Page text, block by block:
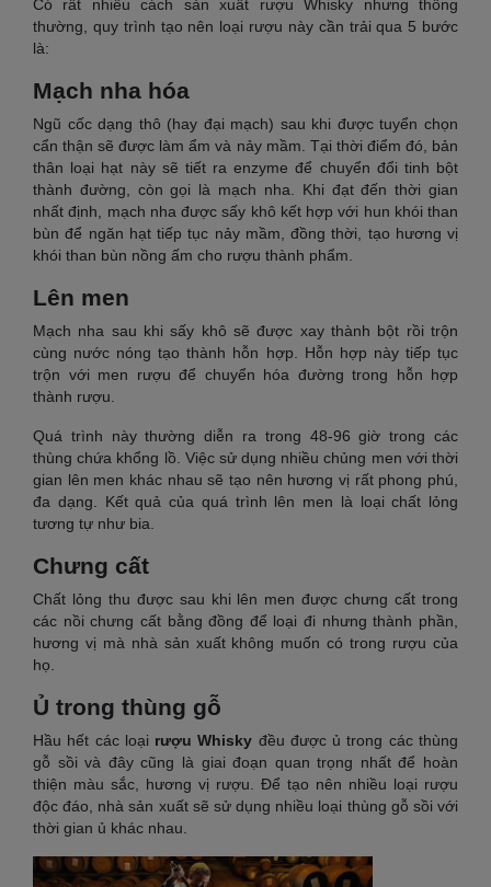
Có rất nhiều cách sản xuất rượu Whisky nhưng thông
thường, quy trình tạo nên loại rượu này cần trải qua 5 bước
là:
Mạch nha hóa
Ngũ cốc dạng thô (hay đại mạch) sau khi được tuyển chọn
cẩn thận sẽ được làm ẩm và nảy mầm. Tại thời điểm đó, bản
thân loại hạt này sẽ tiết ra enzyme để chuyển đổi tinh bột
thành đường, còn gọi là mạch nha. Khi đạt đến thời gian
nhất định, mạch nha được sấy khô kết hợp với hun khói than
bùn để ngăn hạt tiếp tục nảy mầm, đồng thời, tạo hương vị
khói than bùn nồng ấm cho rượu thành phẩm.
Lên men
Mạch nha sau khi sấy khô sẽ được xay thành bột rồi trộn
cùng nước nóng tạo thành hỗn hợp. Hỗn hợp này tiếp tục
trộn với men rượu để chuyển hóa đường trong hỗn hợp
thành rượu.
Quá trình này thường diễn ra trong 48-96 giờ trong các
thùng chứa khổng lồ. Việc sử dụng nhiều chủng men với thời
gian lên men khác nhau sẽ tạo nên hương vị rất phong phú,
đa dạng. Kết quả của quá trình lên men là loại chất lỏng
tương tự như bia.
Chưng cất
Chất lỏng thu được sau khi lên men được chưng cất trong
các nồi chưng cất bằng đồng để loại đi nhưng thành phần,
hương vị mà nhà sản xuất không muốn có trong rượu của
họ.
Ủ trong thùng gỗ
Hầu hết các loại rượu Whisky đều được ủ trong các thùng
gỗ sồi và đây cũng là giai đoạn quan trọng nhất để hoàn
thiện màu sắc, hương vị rượu. Để tạo nên nhiều loại rượu
độc đáo, nhà sản xuất sẽ sử dụng nhiều loại thùng gỗ sồi với
thời gian ủ khác nhau.